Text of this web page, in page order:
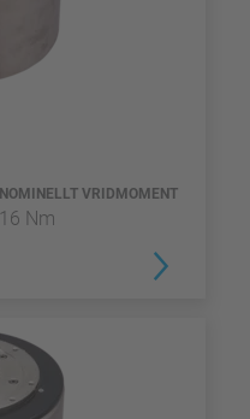
NOMINELLT VRIDMOMENT
16 Nm